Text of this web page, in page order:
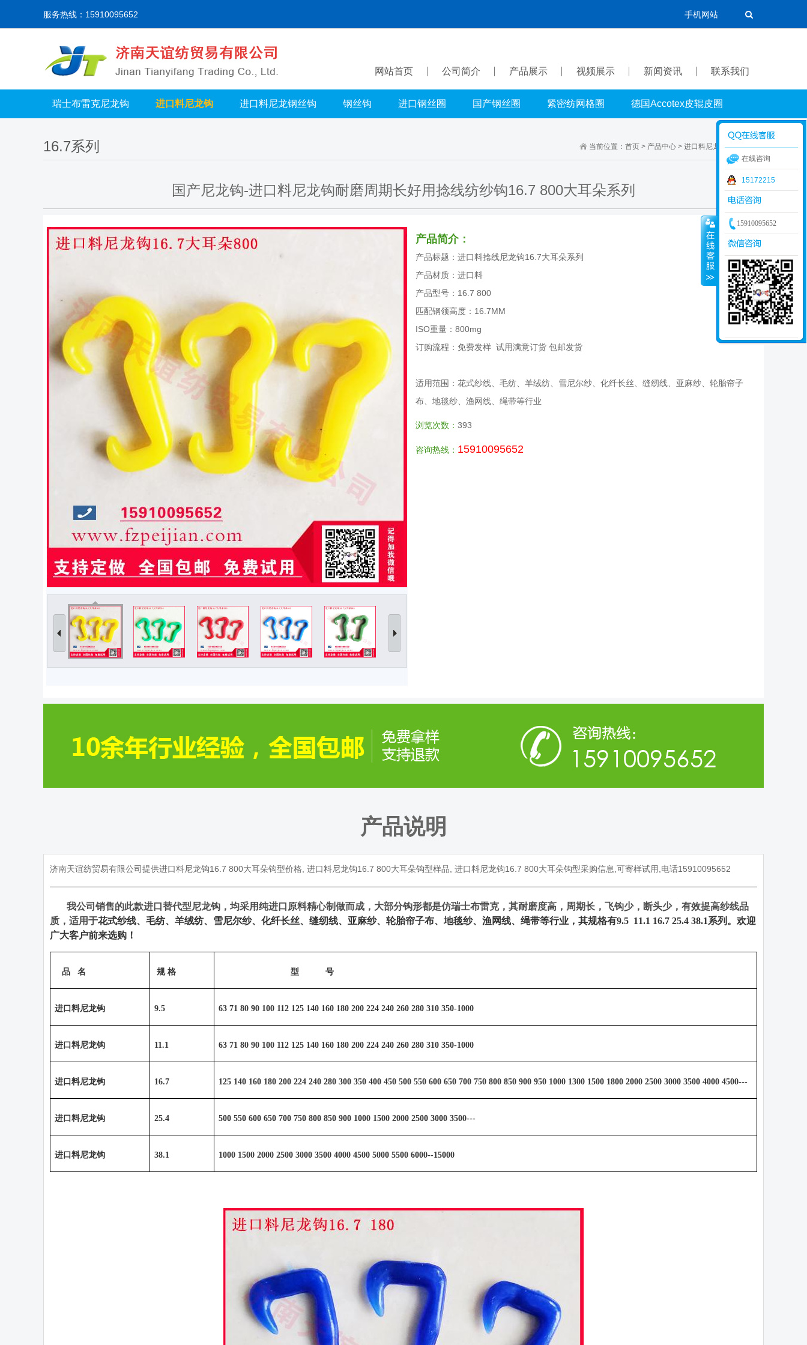
服务热线：15910095652 手机网站
网站首页 公司简介 产品展示 视频展示 新闻资讯 联系我们
瑞士布雷克尼龙钩 进口料尼龙钩 进口料尼龙钢丝钩 钢丝钩 进口钢丝圈 国产钢丝圈 紧密纺网格圈 德国Accotex皮辊皮圈
当前位置： 首页 > 产品中心 > 进口料尼龙钩>16.7系列
16.7系列
国产尼龙钩-进口料尼龙钩耐磨周期长好用捻线纺纱钩16.7 800大耳朵系列
产品简介：
产品标题：进口料捻线尼龙钩16.7大耳朵系列
产品材质：进口料
产品型号：16.7 800
匹配钢领高度：16.7MM
ISO重量：800mg
订购流程：免费发样 试用满意订货 包邮发货
适用范围：花式纱线、毛纺、羊绒纺、雪尼尔纱、化纤长丝、缝纫线、亚麻纱、轮胎帘子
布、地毯纱、渔网线、绳带等行业
浏览次数： 393
咨询热线： 15910095652
产品说明
济南天谊纺贸易有限公司提供进口料尼龙钩16.7 800大耳朵钩型价格 进口料尼龙钩16.7 800大耳朵钩型样品 进口料尼龙钩16.7 800大耳朵钩型采购信息 可寄样试用 电话15910095652
我公司销售的此款进口替代型尼龙钩，均采用纯进口原料精心制做而成，大部分钩形都是仿瑞士布雷克，其耐磨度高，周期长，飞钩少，断头少，有效提高纱线品
质，适用于花式纱线、毛纺、羊绒纺、雪尼尔纱、化纤长丝、缝纫线、亚麻纱、轮胎帘子布、地毯纱、渔网线、绳带等行业，其规格有9.5 11.1 16.7 25.4 38.1系列。欢迎
广大客户前来选购！
品 名 规 格 型 号
进口料尼龙钩 9.5 63 71 80 90 100 112 125 140 160 180 200 224 240 260 280 310 350-1000
进口料尼龙钩 11.1 63 71 80 90 100 112 125 140 160 180 200 224 240 260 280 310 350-1000
进口料尼龙钩 16.7 125 140 160 180 200 224 240 280 300 350 400 450 500 550 600 650 700 750 800 850 900 950 1000 1300 1500 1800 2000 2500 3000 3500 4000 4500---
进口料尼龙钩 25.4 500 550 600 650 700 750 800 850 900 1000 1500 2000 2500 3000 3500---
进口料尼龙钩 38.1 1000 1500 2000 2500 3000 3500 4000 4500 5000 5500 6000--15000
在线咨询
15172215
15910095652